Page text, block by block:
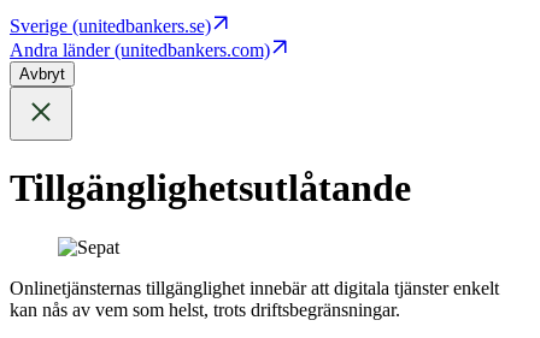
Sverige (unitedbankers.se)
Andra länder (unitedbankers.com)
Avbryt
Tillgänglighetsutlåtande
Onlinetjänsternas tillgänglighet innebär att digitala tjänster enkelt
kan nås av vem som helst, trots driftsbegränsningar.